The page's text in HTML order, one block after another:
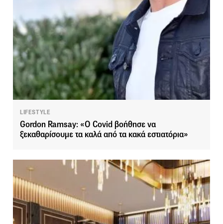
LIFESTYLE
Gordon Ramsay: «O Covid βοήθησε να
ξεκαθαρίσουμε τα καλά από τα κακά εστιατόρια»